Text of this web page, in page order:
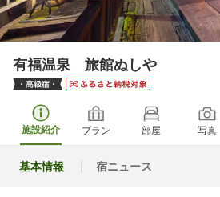
有福温泉 旅館ぬしや
施設紹介 プラン 部屋 写真
基本情報 宿ニュース